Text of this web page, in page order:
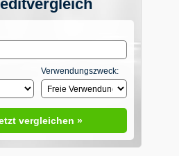
Verwendungszweck:
vergleichen »